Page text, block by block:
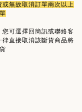
無故取消訂單兩次以上
可選擇回簡訊或聯絡客
直接取消該斷貨商品將